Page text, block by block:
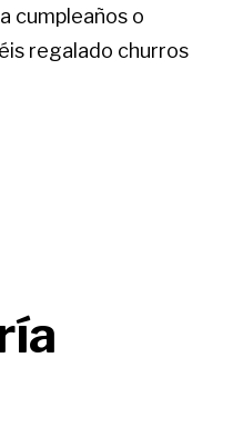
cumpleaños o
regalado churros